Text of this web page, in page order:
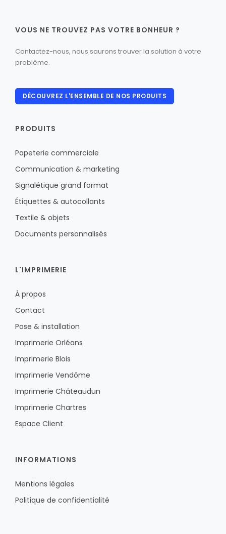
VOUS NE TROUVEZ PAS VOTRE BONHEUR ?
Contactez-nous, nous saurons trouver la solution à votre
problème.
DÉCOUVREZ L'ENSEMBLE DE NOS PRODUITS
PRODUITS
Papeterie commerciale
Communication & marketing
Signalétique grand format
Étiquettes & autocollants
Textile & objets
Documents personnalisés
L'IMPRIMERIE
À propos
Contact
Pose & installation
Imprimerie Orléans
Imprimerie Blois
Imprimerie Vendôme
Imprimerie Châteaudun
Imprimerie Chartres
Espace Client
INFORMATIONS
Mentions légales
Politique de confidentialité